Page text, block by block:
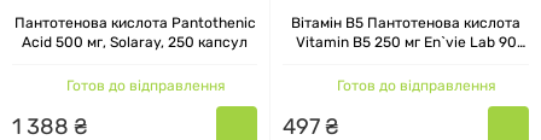
Пантотенова кислота Pantothenic
Acid 500 мг, Solaray, 250 капсул
Готов до відправлення
1 388 ₴
Вітамін В5 Пантотенова кислота
Vitamin B5 250 мг En`vie Lab 90
Готов до відправлення
497₴